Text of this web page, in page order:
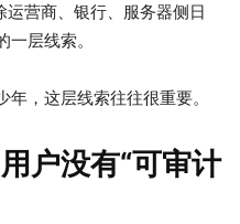
运营商、银行、服务器侧日
层线索。
，这层线索往往很重要。
户没有“可审计